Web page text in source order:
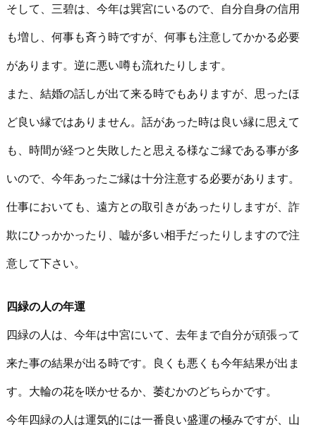
そして、三碧は、今年は巽宮にいるので、自分自身の信用
も増し、何事も斉う時ですが、何事も注意してかかる必要
があります。逆に悪い噂も流れたりします。
また、結婚の話しが出て来る時でもありますが、思ったほ
ど良い縁ではありません。話があった時は良い縁に思えて
も、時間が経つと失敗したと思える様なご縁である事が多
いので、今年あったご縁は十分注意する必要があります。
仕事においても、遠方との取引きがあったりしますが、詐
欺にひっかかったり、嘘が多い相手だったりしますので注
意して下さい。
四緑の人の年運
四緑の人は、今年は中宮にいて、去年まで自分が頑張って
来た事の結果が出る時です。良くも悪くも今年結果が出ま
す。大輪の花を咲かせるか、萎むかのどちらかです。
今年四緑の人は運気的には一番良い盛運の極みですが、山